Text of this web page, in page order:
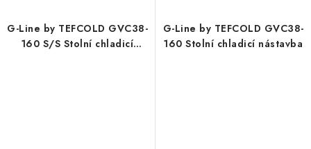
G-Line by TEFCOLD GVC38-
160 S/S Stolní chladicí
G-Line by TEFCOLD GVC38-
160 Stolní chladicí nástavba